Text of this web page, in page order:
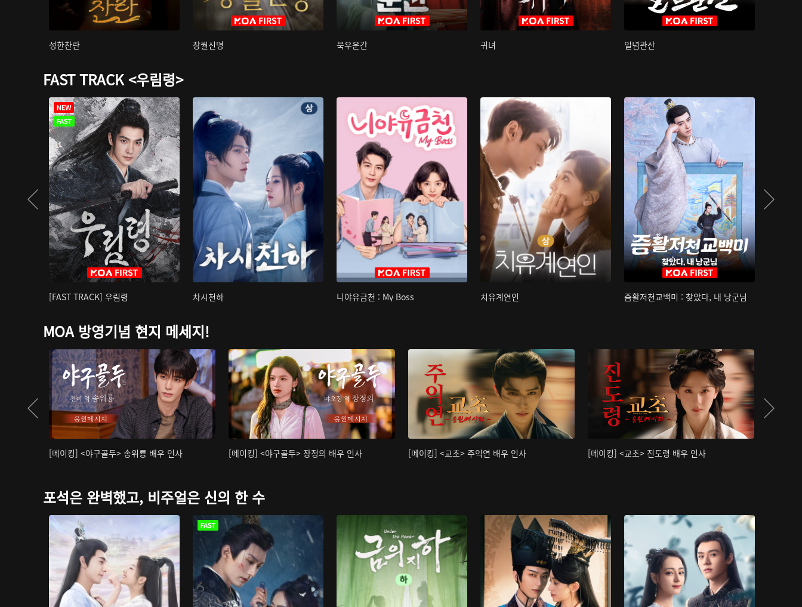
성한찬란 장월신명 묵우운간 귀녀 일념관산
FAST TRACK <우림령>
[FAST TRACK] 우림령 차시천하 니야유금천 : My Boss 치유계연인 즘활저천교백미 : 찾았다, 내 낭군님
MOA 방영기념 현지 메세지!
[메이킹] <야구골두> 송위룡 배우 인사 [메이킹] <야구골두> 장정의 배우 인사 [메이킹] <교초> 주익연 배우 인사 [메이킹] <교초> 진도령 배우 인사
포석은 완벽했고, 비주얼은 신의 한 수